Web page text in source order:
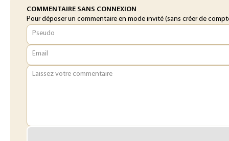
COMMENTAIRE SANS CONNEXION
Pour déposer un commentaire en mode invité (sans créer de
Pseudo
Email
Laissez votre commentaire